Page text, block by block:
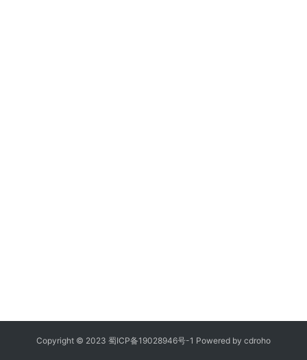
Copyright © 2023 蜀ICP备19028946号-1 Powered by cdroho